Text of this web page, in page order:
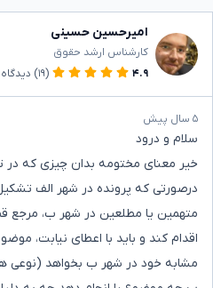
امیرحسین حسینی
کارشناس ارشد حقوق
۴.۹
(۱۹) دیدگاه
۵ سال پیش
سلام و درود
خیر معنای مختومه بدان چیزی که در
درصورتی که پرونده در شهر الف
متهمین یا مطلعین در شهر ب، مرجع
اقدام کند و باید با اعطای نیابت،
مشابه خود در شهر ب بخواهد (نوعی